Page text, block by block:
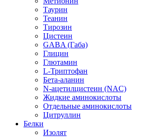
Таурин
Теанин
Тирозин
Цистеин
GABA (Габа)
Глицин
Глютамин
L-Триптофан
Бета-аланин
N-ацетилцистеин (NAC)
Жидкие аминокислоты
Отдельные аминокислоты
Цитруллин
Белки
Изолят